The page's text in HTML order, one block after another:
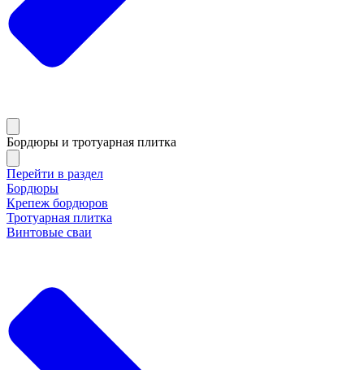
Бордюры и тротуарная плитка
Перейти в раздел
Бордюры
Крепеж бордюров
Тротуарная плитка
Винтовые сваи